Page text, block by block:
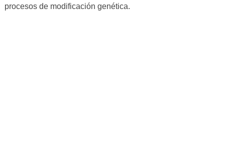
procesos de modificación genética.